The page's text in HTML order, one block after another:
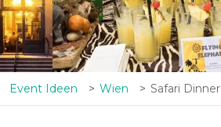
Event Ideen Wien Safari Dinner